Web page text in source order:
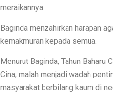
meraikannya.
Baginda menzahirkan harapan
kemakmuran kepada semua.
Menurut Baginda, Tahun Baharu
Cina, malah menjadi wadah
masyarakat berbilang kaum di